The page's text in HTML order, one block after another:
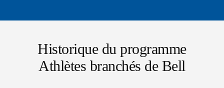
Historique du programme
Athlètes branchés de Bell